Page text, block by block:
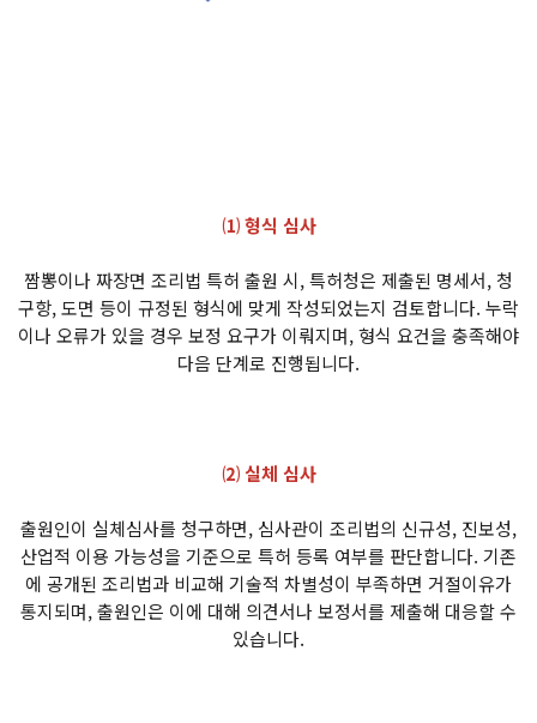
⑴ 형식 심사
짬뽕이나 짜장면 조리법 특허 출원 시, 특허청은 제출된 명세서, 청
구항, 도면 등이 규정된 형식에 맞게 작성되었는지 검토합니다. 누락
이나 오류가 있을 경우 보정 요구가 이뤄지며, 형식 요건을 충족해야
다음 단계로 진행됩니다.
⑵ 실체 심사
출원인이 실체심사를 청구하면, 심사관이 조리법의 신규성, 진보성,
산업적 이용 가능성을 기준으로 특허 등록 여부를 판단합니다. 기존
에 공개된 조리법과 비교해 기술적 차별성이 부족하면 거절이유가
통지되며, 출원인은 이에 대해 의견서나 보정서를 제출해 대응할 수
있습니다.